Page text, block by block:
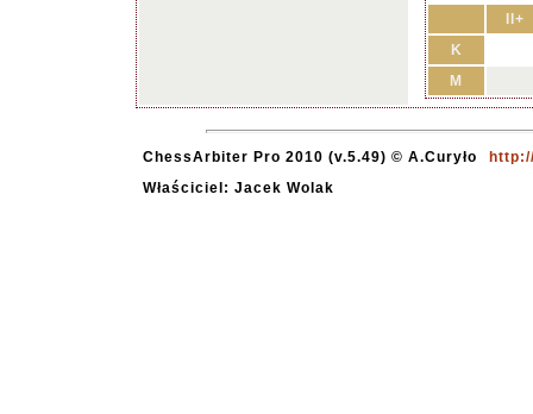
II+
K
M
ChessArbiter Pro 2010 (v.5.49) © A.Curyło
Właściciel: Jacek Wolak